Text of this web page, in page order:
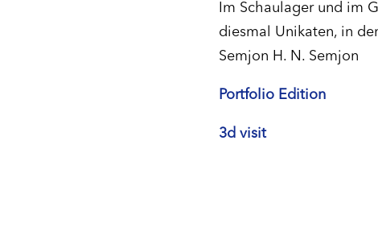
Im Schaulager und im
diesmal Unikaten, in
Semjon H. N. Semjon
Portfolio Edition
3d visit